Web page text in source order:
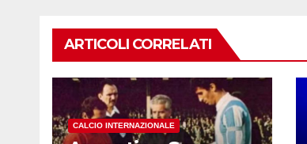
ARTICOLI CORRELATI
CALCIO INTERNAZIONALE